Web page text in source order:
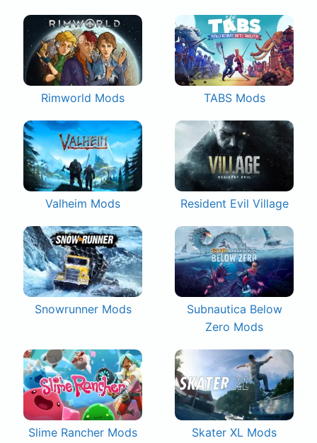
Rimworld Mods TABS Mods
Valheim Mods Resident Evil Village
Snowrunner Mods
Subnautica Below
Zero Mods
Slime Rancher Mods Skater XL Mods